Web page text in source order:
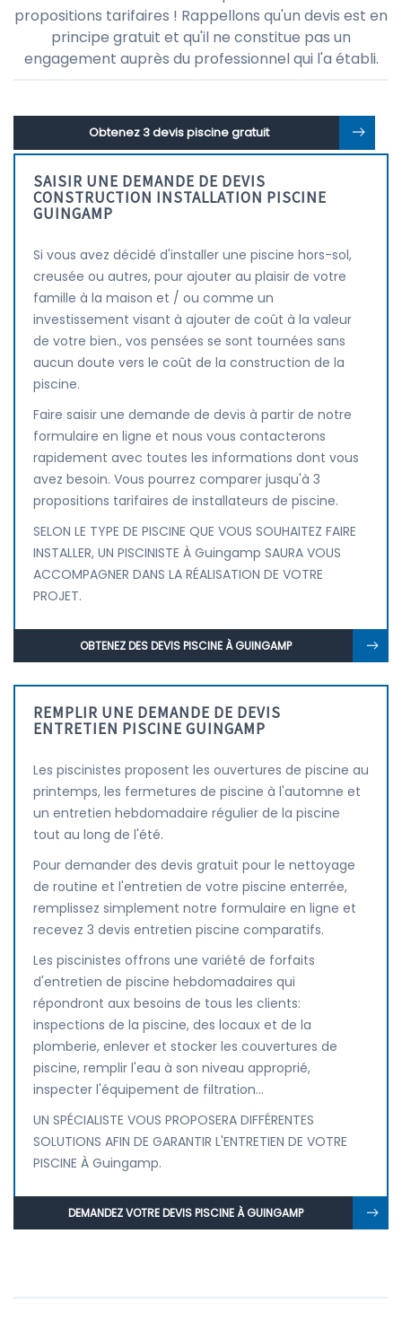
propositions tarifaires ! Rappellons qu'un devis est en
principe gratuit et qu'il ne constitue pas un
engagement auprès du professionnel qui l'a établi.
Obtenez 3 devis piscine gratuit
SAISIR UNE DEMANDE DE DEVIS
CONSTRUCTION INSTALLATION PISCINE
GUINGAMP
Si vous avez décidé d'installer une piscine hors-sol,
creusée ou autres, pour ajouter au plaisir de votre
famille à la maison et / ou comme un
investissement visant à ajouter de coût à la valeur
de votre bien., vos pensées se sont tournées sans
aucun doute vers le coût de la construction de la
piscine.
Faire saisir une demande de devis à partir de notre
formulaire en ligne et nous vous contacterons
rapidement avec toutes les informations dont vous
avez besoin. Vous pourrez comparer jusqu'à 3
propositions tarifaires de installateurs de piscine.
SELON LE TYPE DE PISCINE QUE VOUS SOUHAITEZ FAIRE
INSTALLER, UN PISCINISTE À Guingamp SAURA VOUS
ACCOMPAGNER DANS LA RÉALISATION DE VOTRE
PROJET.
OBTENEZ DES DEVIS PISCINE À GUINGAMP
REMPLIR UNE DEMANDE DE DEVIS
ENTRETIEN PISCINE GUINGAMP
Les piscinistes proposent les ouvertures de piscine au
printemps, les fermetures de piscine à l'automne et
un entretien hebdomadaire régulier de la piscine
tout au long de l'été.
Pour demander des devis gratuit pour le nettoyage
de routine et l'entretien de votre piscine enterrée,
remplissez simplement notre formulaire en ligne et
recevez 3 devis entretien piscine comparatifs.
Les piscinistes offrons une variété de forfaits
d'entretien de piscine hebdomadaires qui
répondront aux besoins de tous les clients:
inspections de la piscine, des locaux et de la
plomberie, enlever et stocker les couvertures de
piscine, remplir l'eau à son niveau approprié,
inspecter l'équipement de filtration...
UN SPÉCIALISTE VOUS PROPOSERA DIFFÉRENTES
SOLUTIONS AFIN DE GARANTIR L'ENTRETIEN DE VOTRE
PISCINE À Guingamp.
DEMANDEZ VOTRE DEVIS PISCINE À GUINGAMP